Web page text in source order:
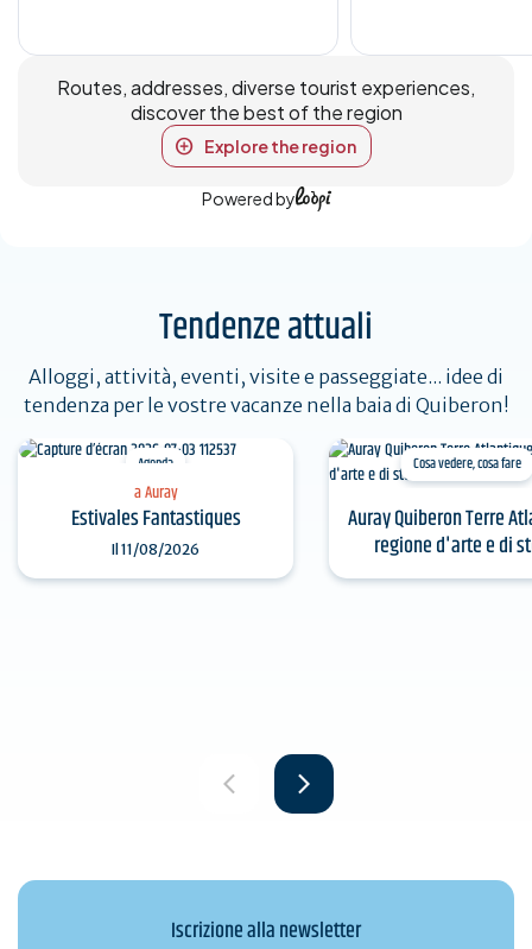
Routes, addresses, diverse tourist experiences,
discover the best of the region
Explore the region
Powered by
Tendenze attuali
Alloggi, attività, eventi, visite e passeggiate... idee di
tendenza per le vostre vacanze nella baia di Quiberon!
Agenda
a Auray
Estivales Fantastiques
Il 11/08/2026
Cosa vedere, cosa fare
Auray Quiberon Terre
regione d'arte e di
Iscrizione alla newsletter